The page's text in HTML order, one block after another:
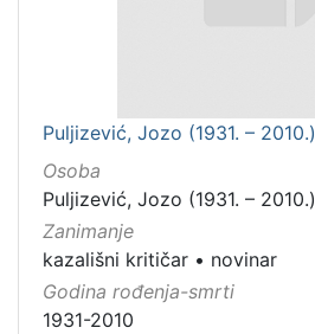
Puljizević, Jozo (1931. – 2010.)
Osoba
Puljizević, Jozo (1931. – 2010.)
Zanimanje
kazališni kritičar • novinar
Godina rođenja-smrti
1931-2010